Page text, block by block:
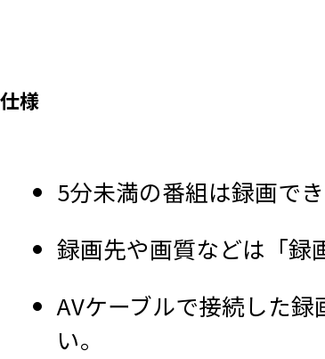
仕様
5分未満の番組は録画でき
録画先や画質などは「録
AVケーブルで接続した
い。